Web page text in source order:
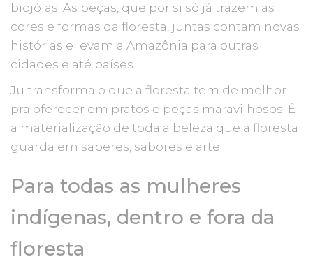
biojóias. As peças, que por si só já trazem as
cores e formas da floresta, juntas contam novas
histórias e levam a Amazônia para outras
cidades e até países.
Ju transforma o que a floresta tem de melhor
pra oferecer em pratos e peças maravilhosos. É
a materialização de toda a beleza que a floresta
guarda em saberes, sabores e arte.
Para todas as mulheres
indígenas, dentro e fora da
floresta